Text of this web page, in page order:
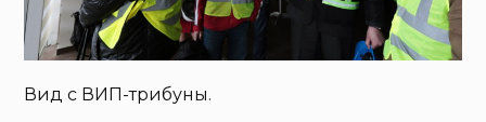
Вид с ВИП-трибуны.